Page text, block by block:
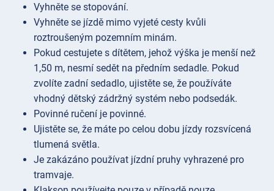
Vyhněte se stopování.
Vyhněte se jízdě mimo vyjeté cesty kvůli
roztroušeným pozemním minám.
Pokud cestujete s dítětem, jehož výška je menší než
1,50 m, nesmí sedět na předním sedadle. Pokud
zvolíte zadní sedadlo, ujistěte se, že používáte
vhodný dětský zádržný systém nebo podsedák.
Povinné ručení je povinné.
Ujistěte se, že máte po celou dobu jízdy rozsvícená
tlumená světla.
Je zakázáno používat jízdní pruhy vyhrazené pro
tramvaje.